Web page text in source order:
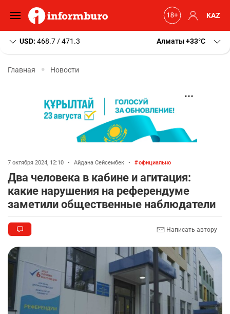
KAZ
USD: 468.7 / 471.3 Алматы+33 C
Главная Новости
7 октября 2024, 12:10 • Айдана Сейсембек • официально
Два человека в кабине и агитация:
какие нарушения на референдуме
заметили общественные наблюдатели
Написать автору